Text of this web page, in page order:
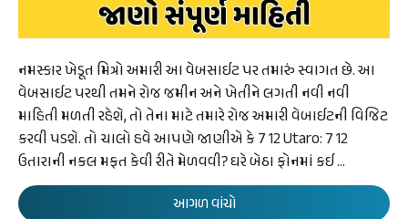
નમસ્કાર ખેડૂત મિત્રો અમારી આ વેબસાઈટ પર તમારું સ્વાગત છે. આ
વેબસાઈટ પરથી તમને રોજ જમીન અને ખેતીને લગતી નવી નવી
માહિતી મળતી રહેશે, તો તેના માટે તમારે રોજ અમારી વેબાઈટની વિજિટ
કરવી પડશે. તો ચાલો હવે આપણે જાણીએ કે 7 12 Utaro: 7 12
ઉતારાની નકલ મફત કેવી રીતે મેળવવી? ઘરે બેઠા ફોનમાં કઈ …
આગળ વાંચો